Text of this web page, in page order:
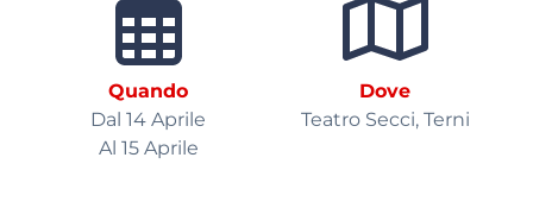
Quando
Dal 14 Aprile
Al 15 Aprile
Dove
Teatro Secci, Terni